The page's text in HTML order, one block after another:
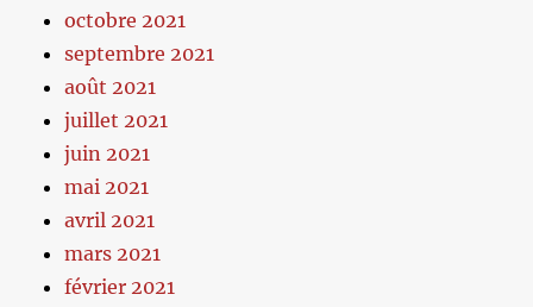
octobre 2021
septembre 2021
août 2021
juillet 2021
juin 2021
mai 2021
avril 2021
mars 2021
février 2021